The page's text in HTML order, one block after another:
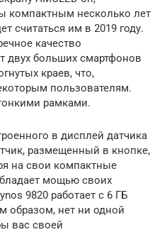
компактным несколько лет
считаться им в 2019 году.
качество
двух больших смартфонов
краев, что,
пользователям.
рамками.
в дисплей датчика
размещенный в кнопке,
на свои компактные
мощью своих
9820 работает с 6 ГБ
образом, нет ни одной
вас своей